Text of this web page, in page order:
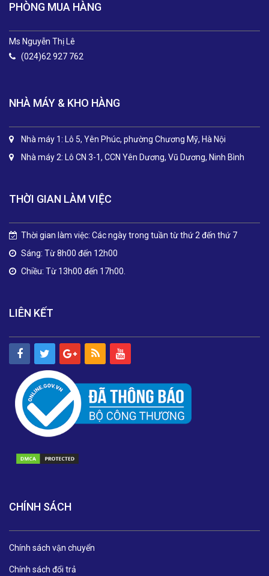
PHÒNG MUA HÀNG
Ms Nguyễn Thị Lê
(024)62 927 762
NHÀ MÁY & KHO HÀNG
Nhà máy 1: Lô 5, Yên Phúc, phường Chương Mỹ, Hà Nội
Nhà máy 2: Lô CN 3-1, CCN Yên Dương, Vũ Dương, Ninh Bình
THỜI GIAN LÀM VIỆC
Thời gian làm việc: Các ngày trong tuần từ thứ 2 đến thứ 7
Sáng: Từ 8h00 đến 12h00
Chiều: Từ 13h00 đến 17h00.
LIÊN KẾT
CHÍNH SÁCH
Chính sách vận chuyển
Chính sách đổi trả